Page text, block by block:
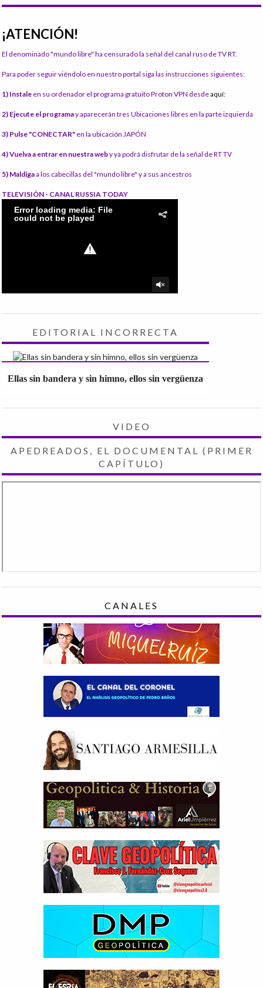
¡ATENCIÓN!
El denominado "mundo libre" ha censurado la señal del canal ruso de TV RT.
Para poder seguir viéndolo en nuestro portal siga las instrucciones siguientes:
1) Instale en su ordenador el programa gratuito Proton VPN desdeaquí:
2) Ejecute el programay aparecerán tres Ubicaciones libres en la parte izquierda
3) Pulse "CONECTAR" en la ubicación JAPÓN
4) Vuelva a entrar en nuestra weby ya podrá disfrutar de la señal de RT TV
5) Maldigaa los cabecillas del "mundo libre" y a sus ancestros
TELEVISIÓN - CANAL RUSSIA TODAY
EDITORIAL INCORRECTA
Ellas sin bandera y sin himno, ellos sin vergüenza
VIDEO
APEDREADOS, EL DOCUMENTAL (PRIMER
CAPÍTULO)
CANALES